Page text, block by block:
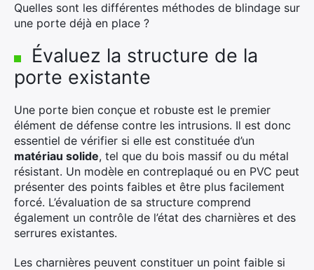
Quelles sont les différentes méthodes de blindage sur
une porte déjà en place ?
Évaluez la structure de la
porte existante
Une porte bien conçue et robuste est le premier
élément de défense contre les intrusions. Il est donc
essentiel de vérifier si elle est constituée d’un
matériau solide, tel que du bois massif ou du métal
résistant. Un modèle en contreplaqué ou en PVC peut
présenter des points faibles et être plus facilement
forcé. L’évaluation de sa structure comprend
également un contrôle de l’état des charnières et des
serrures existantes.
Les charnières peuvent constituer un point faible si